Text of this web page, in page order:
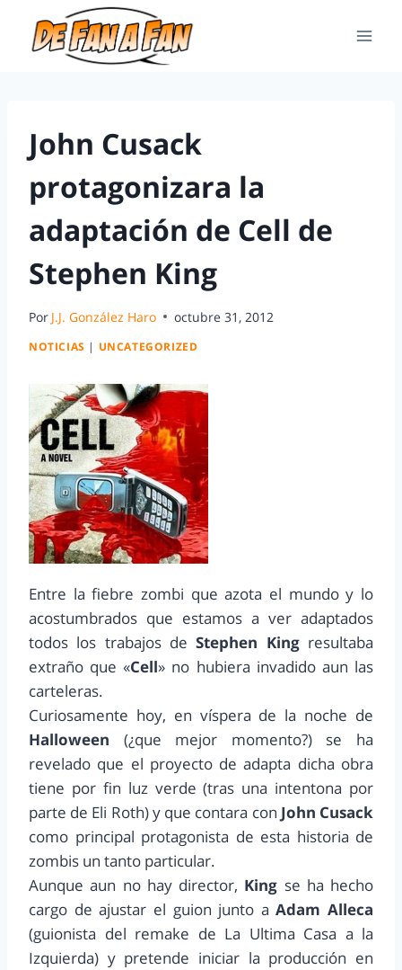
John Cusack
protagonizara la
adaptación de Cell de
Stephen King
Por J.J. González Haro octubre 31, 2012
NOTICIAS | UNCATEGORIZED
Entre la fiebre zombi que azota el mundo y lo
acostumbrados que estamos a ver adaptados
todos los trabajos deStephen Kingresultaba
extraño que «Cell» no hubiera invadido aun las
carteleras.
Curiosamente hoy, en víspera de la noche de
Halloween (¿que mejor momento?) se ha
revelado que el proyecto de adapta dicha obra
tiene por fin luz verde (tras una intentona por
parte de Eli Roth) y que contara con John Cusack
como principal protagonista de esta historia de
zombis un tanto particular.
Aunque aun no hay director, King se ha hecho
cargo de ajustar el guion junto aAdam Alleca
(guionista del remake de La Ultima Casa a la
Izquierda) y pretende iniciar la producción en